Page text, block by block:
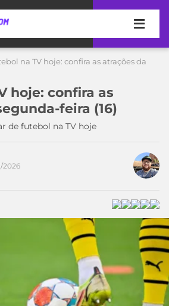
na TV hoje: confira as atrações da
hoje: confira as
feira (16)
de futebol na TV hoje
2026